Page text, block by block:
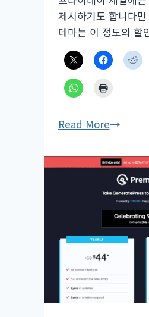
제시하기도 합니다
테마는 이 정도의
Read More
마
2022
년
블
랙
프
라